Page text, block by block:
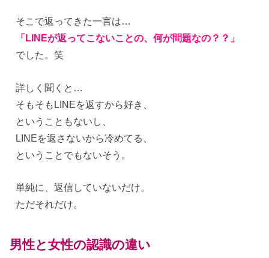
そこで返ってきた一言は…
「LINEが返ってこないことの、何が問題なの？？」
でした。笑
詳しく聞くと…
そもそもLINEを返すから好き、
ということもないし、
LINEを返さないから冷めてる、
ということでもないそう。
単純に、返信していないだけ。
ただそれだけ。
男性と女性の認識の違い